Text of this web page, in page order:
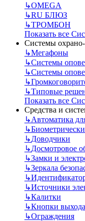
↳OMEGA
↳RU БЛЮЗ
↳ТРОМБОН
Показать все
Системы
↳Мегафоны
↳Системы
↳Системы
↳
↳Типовые
Показать все
Средства и
↳Автоматика
↳
↳Доводчики
↳Досмотровое
↳Замки и
↳Зеркала
↳
↳Источники
↳Калитки
↳Кнопки выхода
↳Ограждения